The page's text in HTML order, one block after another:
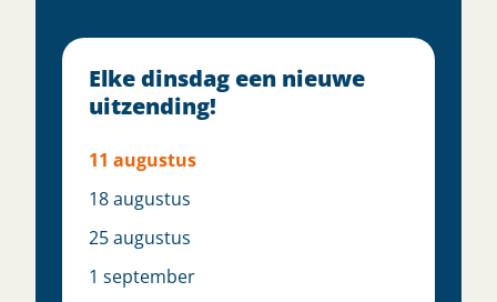
Elke dinsdag een nieuwe
uitzending!
11 augustus
18 augustus
25 augustus
1 september